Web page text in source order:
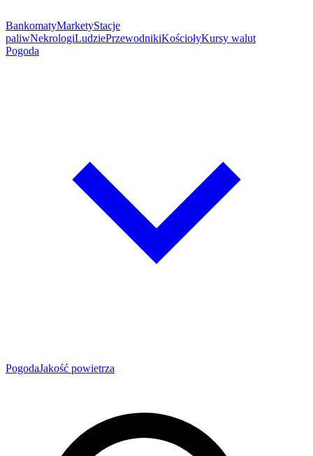
BankomatyMarketyStacje
paliwNekrologiLudziePrzewodnikiKościołyKursy walut
Pogoda
PogodaJakość powietrza